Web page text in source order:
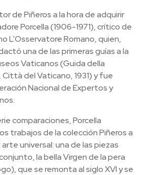
de Piñeros a la hora de adquirir
Porcella (1906-1971), crítico de
L’Osservatore Romano, quien,
una de las primeras guías a la
Vaticanos (Guida della
del Vaticano, 1931) y fue
Nacional de Expertos y
comparaciones, Porcella
trabajos de la colección Piñeros a
universal: una de las piezas
la bella Virgen de la pera
que se remonta al siglo XVI y se